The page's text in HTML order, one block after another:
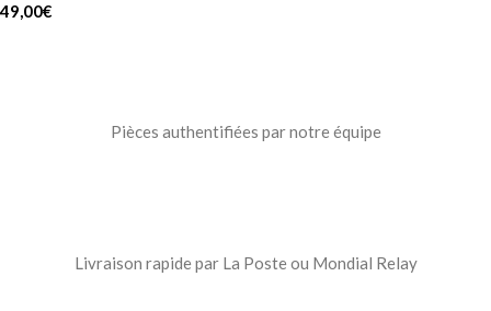
49,00€
Pièces authentifiées par notre équipe
Livraison rapide par La Poste ou Mondial Relay